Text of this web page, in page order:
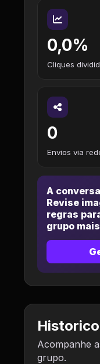
0,0%
Cliques
0
Envios via
A
Revise
regras
grupo
Acompanhe
grupo.